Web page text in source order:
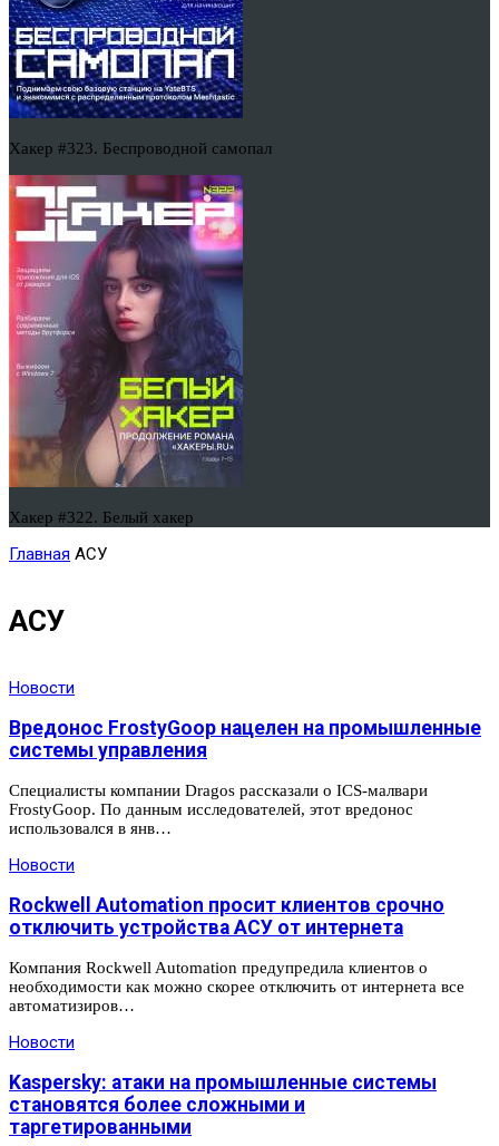
Хакер #323. Беспроводной самопал
Хакер #322. Белый хакер
Главная АСУ
АСУ
Новости
Вредонос FrostyGoop нацелен на промышленные
системы управления
Специалисты компании Dragos рассказали о ICS-малвари
FrostyGoop. По данным исследователей, этот вредонос
использовался в янв…
Новости
Rockwell Automation просит клиентов срочно
отключить устройства АСУ от интернета
Компания Rockwell Automation предупредила клиентов о
необходимости как можно скорее отключить от интернета все
автоматизиров…
Новости
Kaspersky: атаки на промышленные системы
становятся более сложными и
таргетированными